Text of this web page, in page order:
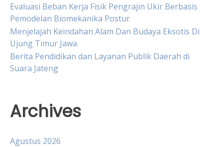
Evaluasi Beban Kerja Fisik Pengrajin Ukir Berbasis
Pemodelan Biomekanika Postur
Menjelajah Keindahan Alam Dan Budaya Eksotis Di
Ujung Timur Jawa
Berita Pendidikan dan Layanan Publik Daerah di
Suara Jateng
Archives
Agustus 2026